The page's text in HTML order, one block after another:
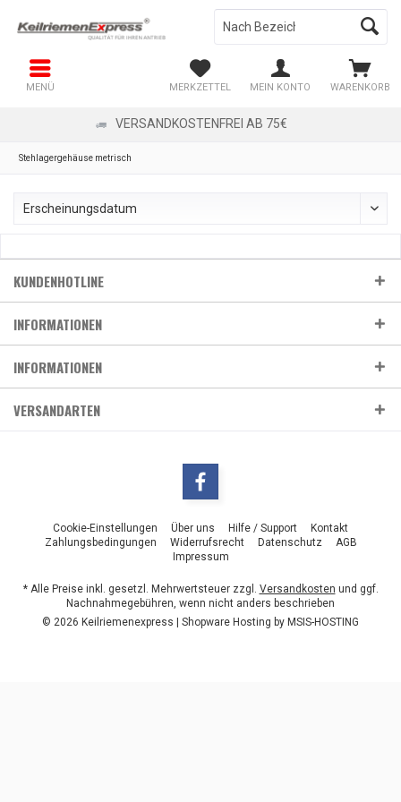
VERSANDKOSTENFREI AB 75€
WARENKORB
MERKZETTEL MEIN KONTO
MENÜ
Stehlagergehäuse metrisch
KUNDENHOTLINE
INFORMATIONEN
INFORMATIONEN
VERSANDARTEN
Cookie-Einstellungen Über uns Hilfe / Support
Kontakt
Zahlungsbedingungen
Widerrufsrecht Datenschutz
AGB
Impressum
* Alle Preise inkl. gesetzl. Mehrwertsteuer zzgl. Versandkosten und ggf.
Nachnahmegebühren, wenn nicht anders beschrieben
© 2026 Keilriemenexpress | Shopware Hosting by MSIS-HOSTING